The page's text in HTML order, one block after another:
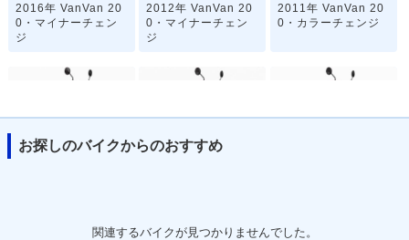
2016年 VanVan 20
0・マイナーチェン
ジ
2012年 VanVan 20
0・マイナーチェン
ジ
2011年 VanVan 20
0・カラーチェンジ
お探しのバイクからのおすすめ
関連するバイクが見つかりませんでした。